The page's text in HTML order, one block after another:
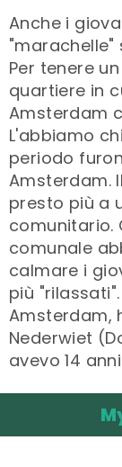
Anche i
Per tenere
quartiere in
Amsterdam
L'abbiamo
periodo
Amsterdam.
presto più a
comunitario.
comunale
calmare i
più
Amsterdam,
Nederwiet
avevo 14